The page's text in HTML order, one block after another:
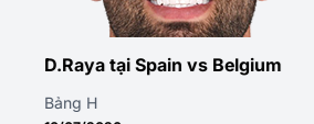
D.Raya tại Spain vs Belgium
Bảng H